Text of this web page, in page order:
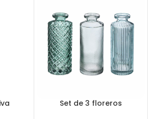
Set de 3 floreros